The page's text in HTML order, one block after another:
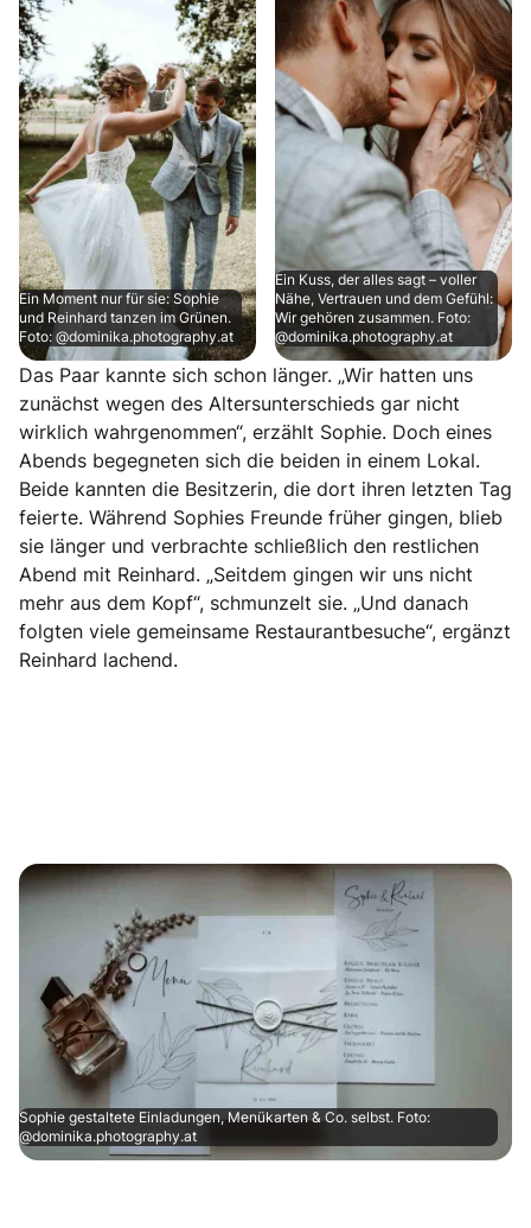
Ein Moment nur für sie: Sophie
und Reinhard tanzen im Grünen.
Foto: @dominika.photography.at
Ein Kuss, der alles sagt – voller
Nähe, Vertrauen und dem Gefühl:
Wir gehören zusammen. Foto:
@dominika.photography.at
Das Paar kannte sich schon länger. „Wir hatten uns
zunächst wegen des Altersunterschieds gar nicht
wirklich wahrgenommen“, erzählt Sophie. Doch eines
Abends begegneten sich die beiden in einem Lokal.
Beide kannten die Besitzerin, die dort ihren letzten Tag
feierte. Während Sophies Freunde früher gingen, blieb
sie länger und verbrachte schließlich den restlichen
Abend mit Reinhard. „Seitdem gingen wir uns nicht
mehr aus dem Kopf“, schmunzelt sie. „Und danach
folgten viele gemeinsame Restaurantbesuche“, ergänzt
Reinhard lachend.
Sophie gestaltete Einladungen, Menükarten & Co. selbst. Foto:
@dominika.photography.at